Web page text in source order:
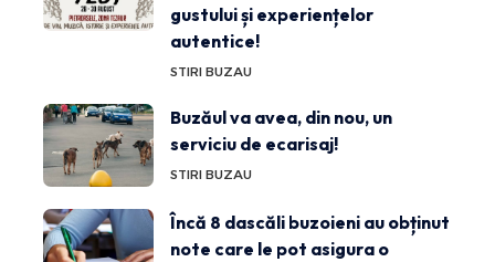
gustului și experiențelor
autentice!
STIRI BUZAU
Buzăul va avea, din nou, un
serviciu de ecarisaj!
STIRI BUZAU
Încă 8 dascăli buzoieni au obținut
note care le pot asigura o